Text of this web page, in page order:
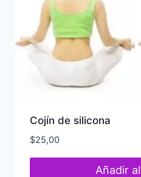
Cojín de silicona
$25,00
Añadir